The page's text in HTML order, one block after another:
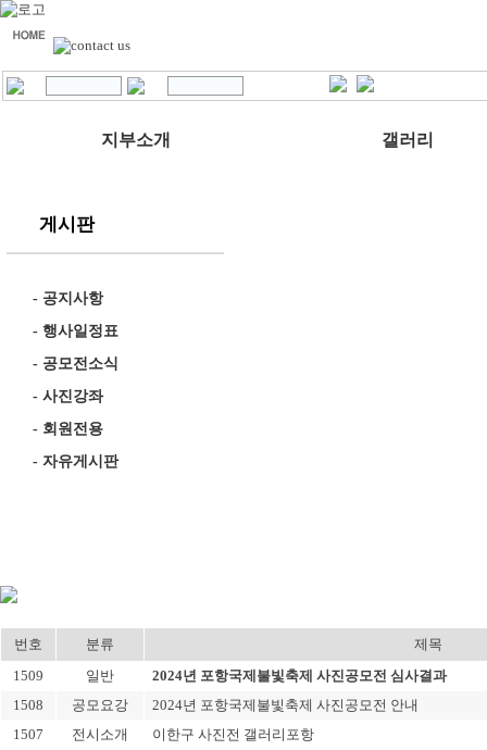
지부소개 갤러리
게시판
- 공지사항
- 행사일정표
- 공모전소식
- 사진강좌
- 회원전용
- 자유게시판
번호 분류
제목
1509
일반
2024년 포항국제불빛축제 사진공모전 심사결과
1508
공모요강
2024년 포항국제불빛축제 사진공모전 안내
1507
전시소개
이한구 사진전 갤러리포항